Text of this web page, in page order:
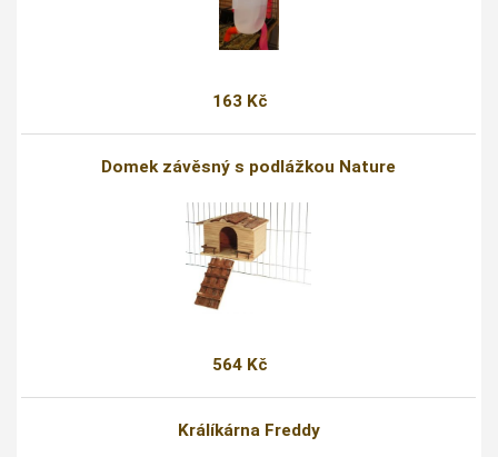
163 Kč
Domek závěsný s podlážkou Nature
564 Kč
Králíkárna Freddy